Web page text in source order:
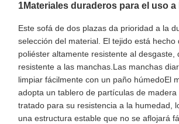
1Materiales duraderos para el uso
Este sofá de dos plazas da prioridad a la
selección del material. El tejido está hecho
poliéster altamente resistente al desgaste,
resistente a las manchas.Las manchas
limpiar fácilmente con un paño húmedoEl
adopta un tablero de partículas de madera
tratado para su resistencia a la humedad,
una estructura estable que no se aflojará